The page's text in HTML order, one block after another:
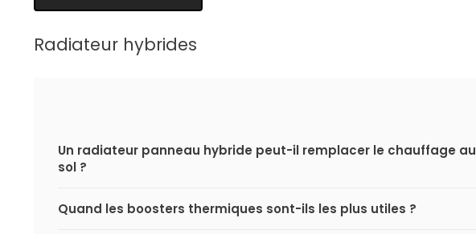
Radiateur hybrides
Un radiateur panneau hybride peut-il remplacer le chauffage au
sol ?
Quand les boosters thermiques sont-ils les plus utiles ?